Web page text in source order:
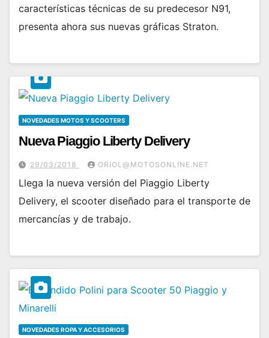
características técnicas de su predecesor N91,
presenta ahora sus nuevas gráficas Straton.
NOVEDADES MOTOS Y SCOOTERS
Nueva Piaggio Liberty Delivery
29/03/2018 ORIOL@MOTOSONLINE.NET
Llega la nueva versión del Piaggio Liberty
Delivery, el scooter diseñado para el transporte de
mercancías y de trabajo.
NOVEDADES ROPA Y ACCESORIOS